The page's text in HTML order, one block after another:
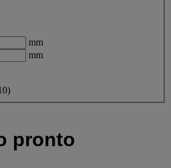
mm
mm
pronto